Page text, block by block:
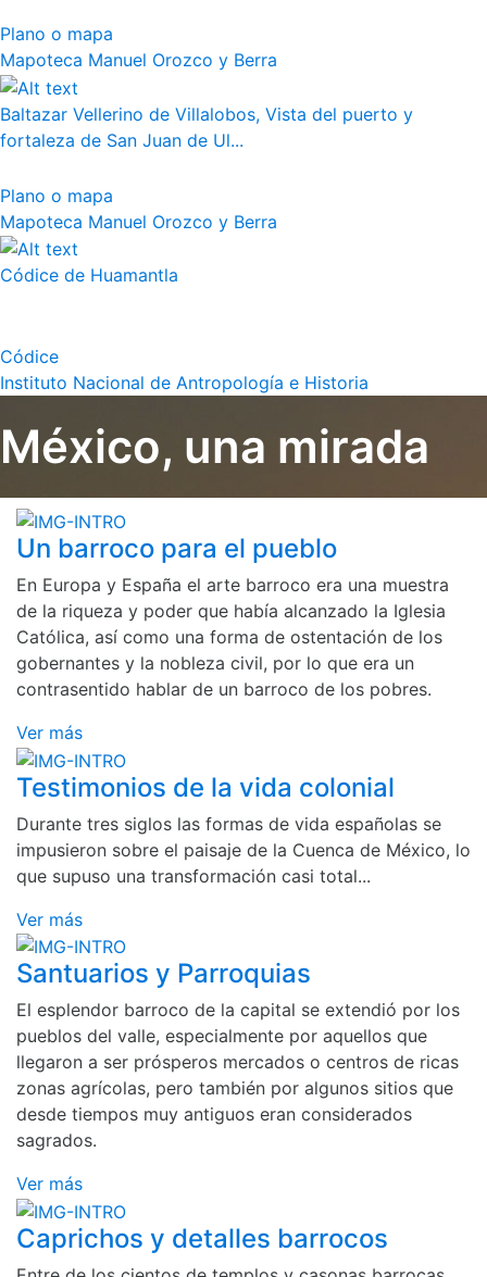
Plano o mapa
Mapoteca Manuel Orozco y Berra
Baltazar Vellerino de Villalobos, Vista del puerto y
fortaleza de San Juan de Ul...
Plano o mapa
Mapoteca Manuel Orozco y Berra
Códice de Huamantla
Códice
Instituto Nacional de Antropología e Historia
México, una mirada
Un barroco para el pueblo
En Europa y España el arte barroco era una muestra
de la riqueza y poder que había alcanzado la Iglesia
Católica, así como una forma de ostentación de los
gobernantes y la nobleza civil, por lo que era un
contrasentido hablar de un barroco de los pobres.
Ver más
Testimonios de la vida colonial
Durante tres siglos las formas de vida españolas se
impusieron sobre el paisaje de la Cuenca de México, lo
que supuso una transformación casi total...
Ver más
Santuarios y Parroquias
El esplendor barroco de la capital se extendió por los
pueblos del valle, especialmente por aquellos que
llegaron a ser prósperos mercados o centros de ricas
zonas agrícolas, pero también por algunos sitios que
desde tiempos muy antiguos eran considerados
sagrados.
Ver más
Caprichos y detalles barrocos